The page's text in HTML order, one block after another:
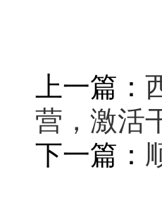
上一篇：
营，激活
下一篇：